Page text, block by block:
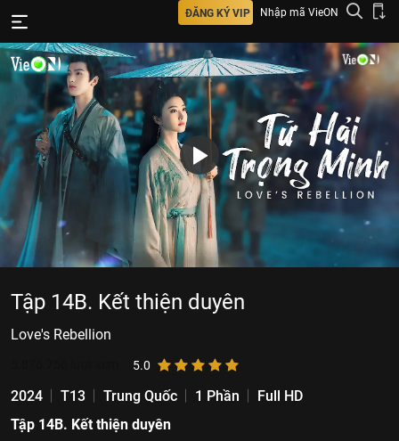
ĐĂNG KÝ VIP Nhập mã VieON
Tập 14B. Kết thiện duyên
Love's Rebellion
5.0
2024 T13 Trung Quốc 1 Phần
Full HD
Tập 14B. Kết thiện duyên